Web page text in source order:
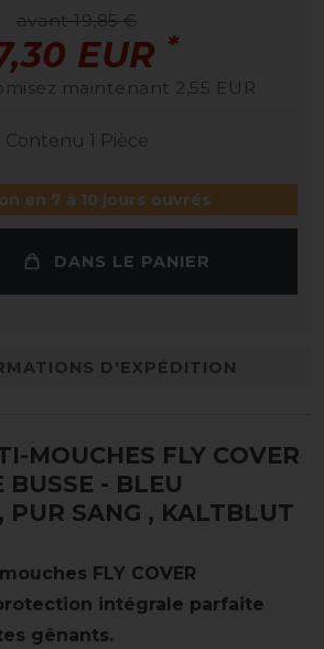
avant 19,85 €
EUR *
maintenant 2,55 EUR
Contenu 1 Pièce
en 7 à 10 jours ouvrés
DANS LE PANIER
D'EXPÉDITION
MOUCHES FLY COVER
BUSSE - BLEU
PUR SANG , KALTBLUT
FLY COVER
protection intégrale parfaite
gênants.